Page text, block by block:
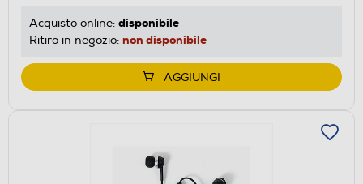
Acquisto online: disponibile
Ritiro in negozio: non disponibile
AGGIUNGI